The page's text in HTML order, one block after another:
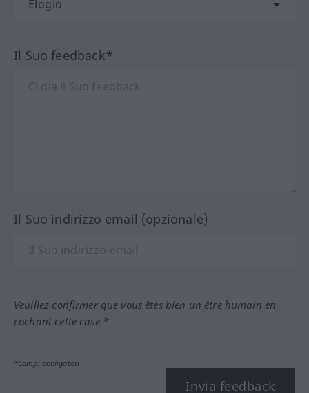
Il Suo feedback*
Il Suo indirizzo email (opzionale)
Veuillez confirmer que vous êtes bien un être humain en
cochant cette case.*
*Campi obbligatori
Invia feedback